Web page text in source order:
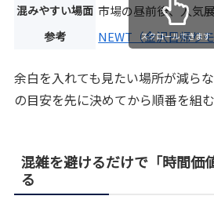
混みやすい場面 市場の昼前後、人気
参考 NEWT（金沢日帰り
スクロールできます
余白を入れても見たい場所が減ら
の目安を先に決めてから順番を組む
混雑を避けるだけで「時間価
る